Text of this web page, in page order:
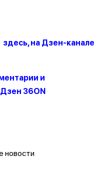
здесь, на Дзен-канале
и
36ON
новости